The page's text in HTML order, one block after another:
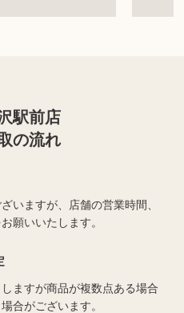
駅前店
の流れ
いますが、店舗の営業時間、
願いいたします。
ますが商品が複数点ある場合
合がございます。